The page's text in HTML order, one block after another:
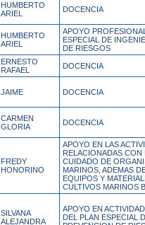
HUMBERTO
ARIEL
DOCENCIA
HUMBERTO
ARIEL
APOYO
ESPECIAL DE
DE RIESGOS
ERNESTO
RAFAEL
DOCENCIA
JAIME DOCENCIA
CARMEN
GLORIA
DOCENCIA
FREDY
HONORINO
APOYO EN LAS
RELACIONADAS
CUIDADO DE
MARINOS, ADEMAS
EQUIPOS Y
CULTIVOS MARINOS
SILVANA
ALEJANDRA
APOYO EN
DEL PLAN ESPECIAL